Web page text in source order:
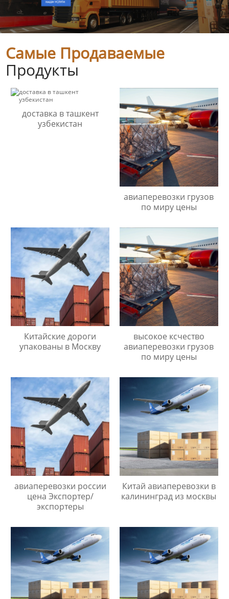
Самые Продаваемые
Продукты
доставка в ташкент
узбекистан
авиаперевозки грузов
по миру цены
Китайские дороги
упакованы в Москву
высокое ксчество
авиаперевозки грузов
по миру цены
авиаперевозки россии
цена Экспортер/
экспортеры
Китай авиаперевозки в
калининград из москвы